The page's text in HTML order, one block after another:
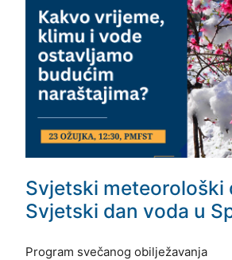
Svjetski meteorološki
Svjetski dan voda u
Program svečanog obilježavanja